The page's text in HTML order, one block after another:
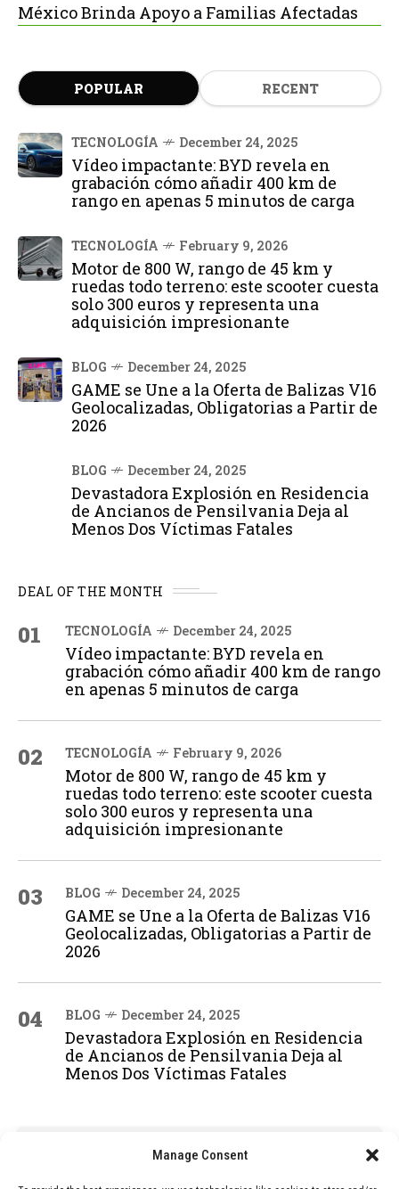
Manage Consent
México Brinda Apoyo a Familias Afectadas
POPULAR RECENT
TECNOLOGÍA December 24, 2025
Vídeo impactante: BYD revela en
grabación cómo añadir 400 km de
rango en apenas 5 minutos de carga
TECNOLOGÍA February 9, 2026
Motor de 800 W, rango de 45 km y
ruedas todo terreno: este scooter cuesta
solo 300 euros y representa una
adquisición impresionante
BLOG December 24, 2025
GAME se Une a la Oferta de Balizas V16
Geolocalizadas, Obligatorias a Partir de
2026
BLOG December 24, 2025
Devastadora Explosión en Residencia
de Ancianos de Pensilvania Deja al
Menos Dos Víctimas Fatales
DEAL OF THE MONTH
01 TECNOLOGÍA December 24, 2025
Vídeo impactante: BYD revela en
grabación cómo añadir 400 km de rango
en apenas 5 minutos de carga
02 TECNOLOGÍA February 9, 2026
Motor de 800 W, rango de 45 km y
ruedas todo terreno: este scooter cuesta
solo 300 euros y representa una
adquisición impresionante
03 BLOG December 24, 2025
GAME se Une a la Oferta de Balizas V16
Geolocalizadas, Obligatorias a Partir de
2026
04 BLOG December 24, 2025
Devastadora Explosión en Residencia
de Ancianos de Pensilvania Deja al
Menos Dos Víctimas Fatales